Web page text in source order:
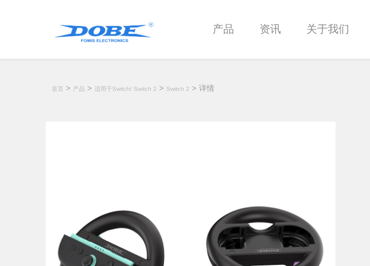
产品 资讯 关于我们
首页 > 产品 > 适用于Switch/ Switch 2 > Switch 2 > 详情